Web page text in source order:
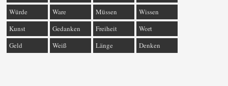
Würde
Ware Müssen
Wissen
Kunst
Gedanken Freiheit
Wort
Geld
Weiß Länge Denken